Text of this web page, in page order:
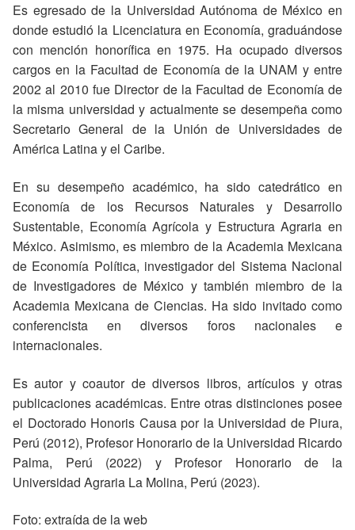
Es egresado de la Universidad Autónoma de México en
donde estudió la Licenciatura en Economía, graduándose
con mención honorífica en 1975. Ha ocupado diversos
cargos en la Facultad de Economía de la UNAM y entre
2002 al 2010 fue Director de la Facultad de Economía de
la misma universidad y actualmente se desempeña como
Secretario General de la Unión de Universidades de
América Latina y el Caribe.
En su desempeño académico, ha sido catedrático en
Economía de los Recursos Naturales y Desarrollo
Sustentable, Economía Agrícola y Estructura Agraria en
México. Asimismo, es miembro de la Academia Mexicana
de Economía Política, investigador del Sistema Nacional
de Investigadores de México y también miembro de la
Academia Mexicana de Ciencias. Ha sido invitado como
conferencista en diversos foros nacionales e
internacionales.
Es autor y coautor de diversos libros, artículos y otras
publicaciones académicas. Entre otras distinciones posee
el Doctorado Honoris Causa por la Universidad de Piura,
Perú (2012), Profesor Honorario de la Universidad Ricardo
Palma, Perú (2022) y Profesor Honorario de la
Universidad Agraria La Molina, Perú (2023).
Foto: extraída de la web